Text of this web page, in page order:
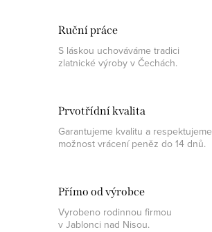
Ruční práce
S láskou uchováváme tradici
zlatnické výroby v Čechách.
Prvotřídní kvalita
Garantujeme kvalitu a respektujeme
možnost vrácení peněz do 14 dnů.
Přímo od výrobce
Vyrobeno rodinnou firmou
v Jablonci nad Nisou.